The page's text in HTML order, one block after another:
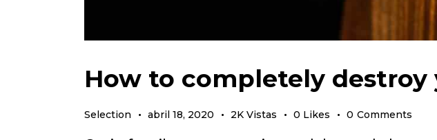
How to completely destroy
Selection abril 18, 2020 2K Vistas 0 Likes 0 Comments